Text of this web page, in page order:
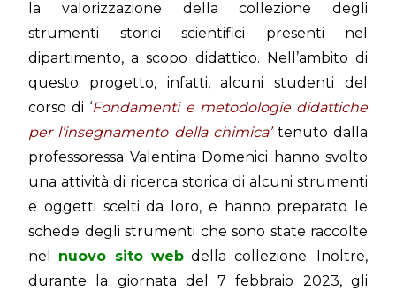
la valorizzazione della collezione degli
strumenti storici scientifici presenti nel
dipartimento, a scopo didattico. Nell’ambito di
questo progetto, infatti, alcuni studenti del
corso di ‘Fondamenti e metodologie didattiche
per l’insegnamento della chimica’tenuto dalla
professoressa Valentina Domenici hanno svolto
una attività di ricerca storica di alcuni strumenti
e oggetti scelti da loro, e hanno preparato le
schede degli strumenti che sono state raccolte
nel nuovo sito web della collezione. Inoltre,
durante la giornata del 7 febbraio 2023, gli